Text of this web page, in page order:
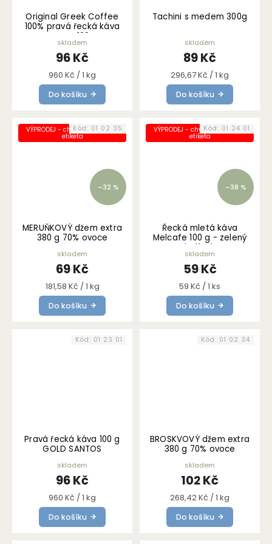
Original Greek Coffee
100% pravá řecká káva
Mocca 100 g
skladem
96 Kč
Měrná
cena:
960 Kč / 1 kg
Do košíku
Tachini s medem 300g
skladem
89 Kč
Měrná
cena:
296,67 Kč / 1 kg
Do košíku
VÝPRODEJ - chybně nalepená
etiketa
–32 %
MERUŇKOVÝ džem extra
380 g 70% ovoce
skladem
69 Kč
Měrná
cena:
181,58 Kč / 1 kg
Do košíku
Kód: 01 02 35 VÝPRODEJ - chybně nalepená
etiketa
–38 %
Řecká mletá káva
Melcafe 100 g - zelený
balíček
skladem
59 Kč
Měrná
cena:
59 Kč / 1 ks
Do košíku
Kód: 01 24 01
Pravá řecká káva 100 g
GOLD SANTOS
skladem
96 Kč
Měrná
cena:
960 Kč / 1 kg
Do košíku
Kód: 01 23 01
BROSKVOVÝ džem extra
380 g 70% ovoce
skladem
102 Kč
Měrná
cena:
268,42 Kč / 1 kg
Do košíku
Kód: 01 02 34